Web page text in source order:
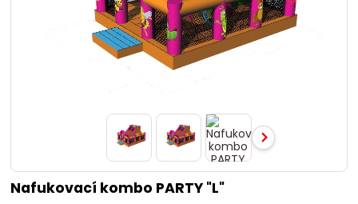
Nafukovací kombo PARTY "L"